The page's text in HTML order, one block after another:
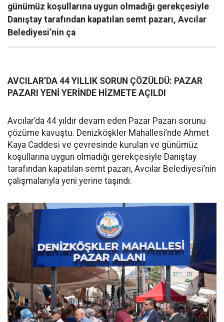
günümüz koşullarına uygun olmadığı gerekçesiyle
Danıştay tarafından kapatılan semt pazarı, Avcılar
Belediyesi’nin ça
AVCILAR’DA 44 YILLIK SORUN ÇÖZÜLDÜ: PAZAR
PAZARI YENİ YERİNDE HİZMETE AÇILDI
Avcılar’da 44 yıldır devam eden Pazar Pazarı sorunu
çözüme kavuştu. Denizköşkler Mahallesi’nde Ahmet
Kaya Caddesi ve çevresinde kurulan ve günümüz
koşullarına uygun olmadığı gerekçesiyle Danıştay
tarafından kapatılan semt pazarı, Avcılar Belediyesi’nin
çalışmalarıyla yeni yerine taşındı.